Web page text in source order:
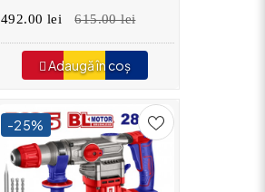
Emtop - Profesional
492.00 lei 615.00 lei
Adaugă în coș
-25%